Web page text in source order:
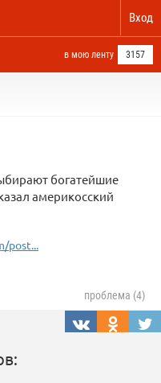
Вход
в мою ленту 3157
богатейшие
америкосский
post...
проблема (4)